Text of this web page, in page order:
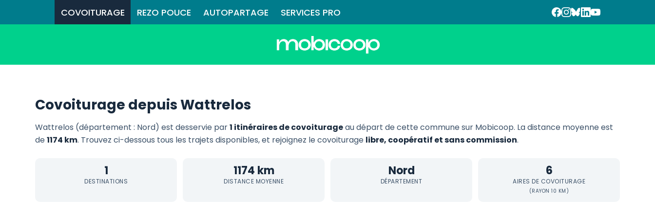
COVOITURAGE REZO POUCE AUTOPARTAGE SERVICES PRO
Covoiturage depuis Wattrelos
Wattrelos (département : Nord) est desservie par1 itinéraires de covoiturageau départ de cette commune sur Mobicoop. La distance moyenne est
de1174 km. Trouvez ci-dessous tous les trajets disponibles, et rejoignez le covoiturage libre, coopératif et sans commission.
1
DESTINATIONS
1174 km
DISTANCE MOYENNE
Nord
DÉPARTEMENT
6
AIRES DE COVOITURAGE
(RAYON 10 KM)